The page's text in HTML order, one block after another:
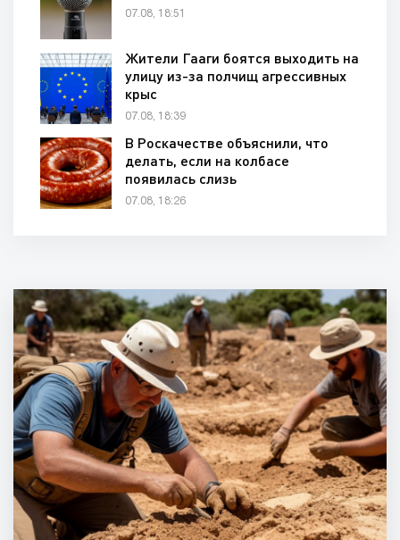
07.08, 18:51
Жители Гааги боятся выходить на
улицу из-за полчищ агрессивных
крыс
07.08, 18:39
В Роскачестве объяснили, что
делать, если на колбасе
появилась слизь
07.08, 18:26